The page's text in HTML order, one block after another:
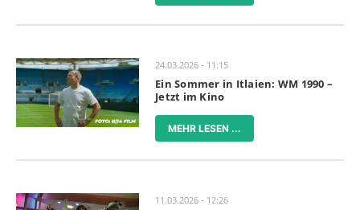
24.03.2026 - 11:15
Ein Sommer in Itlaien: WM 1990 –
Jetzt im Kino
MEHR LESEN ...
11.03.2026 - 12:26